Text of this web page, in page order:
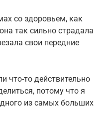
со здоровьем, как
так сильно страдала
свои передние
что-то действительно
потому что я
из самых больших